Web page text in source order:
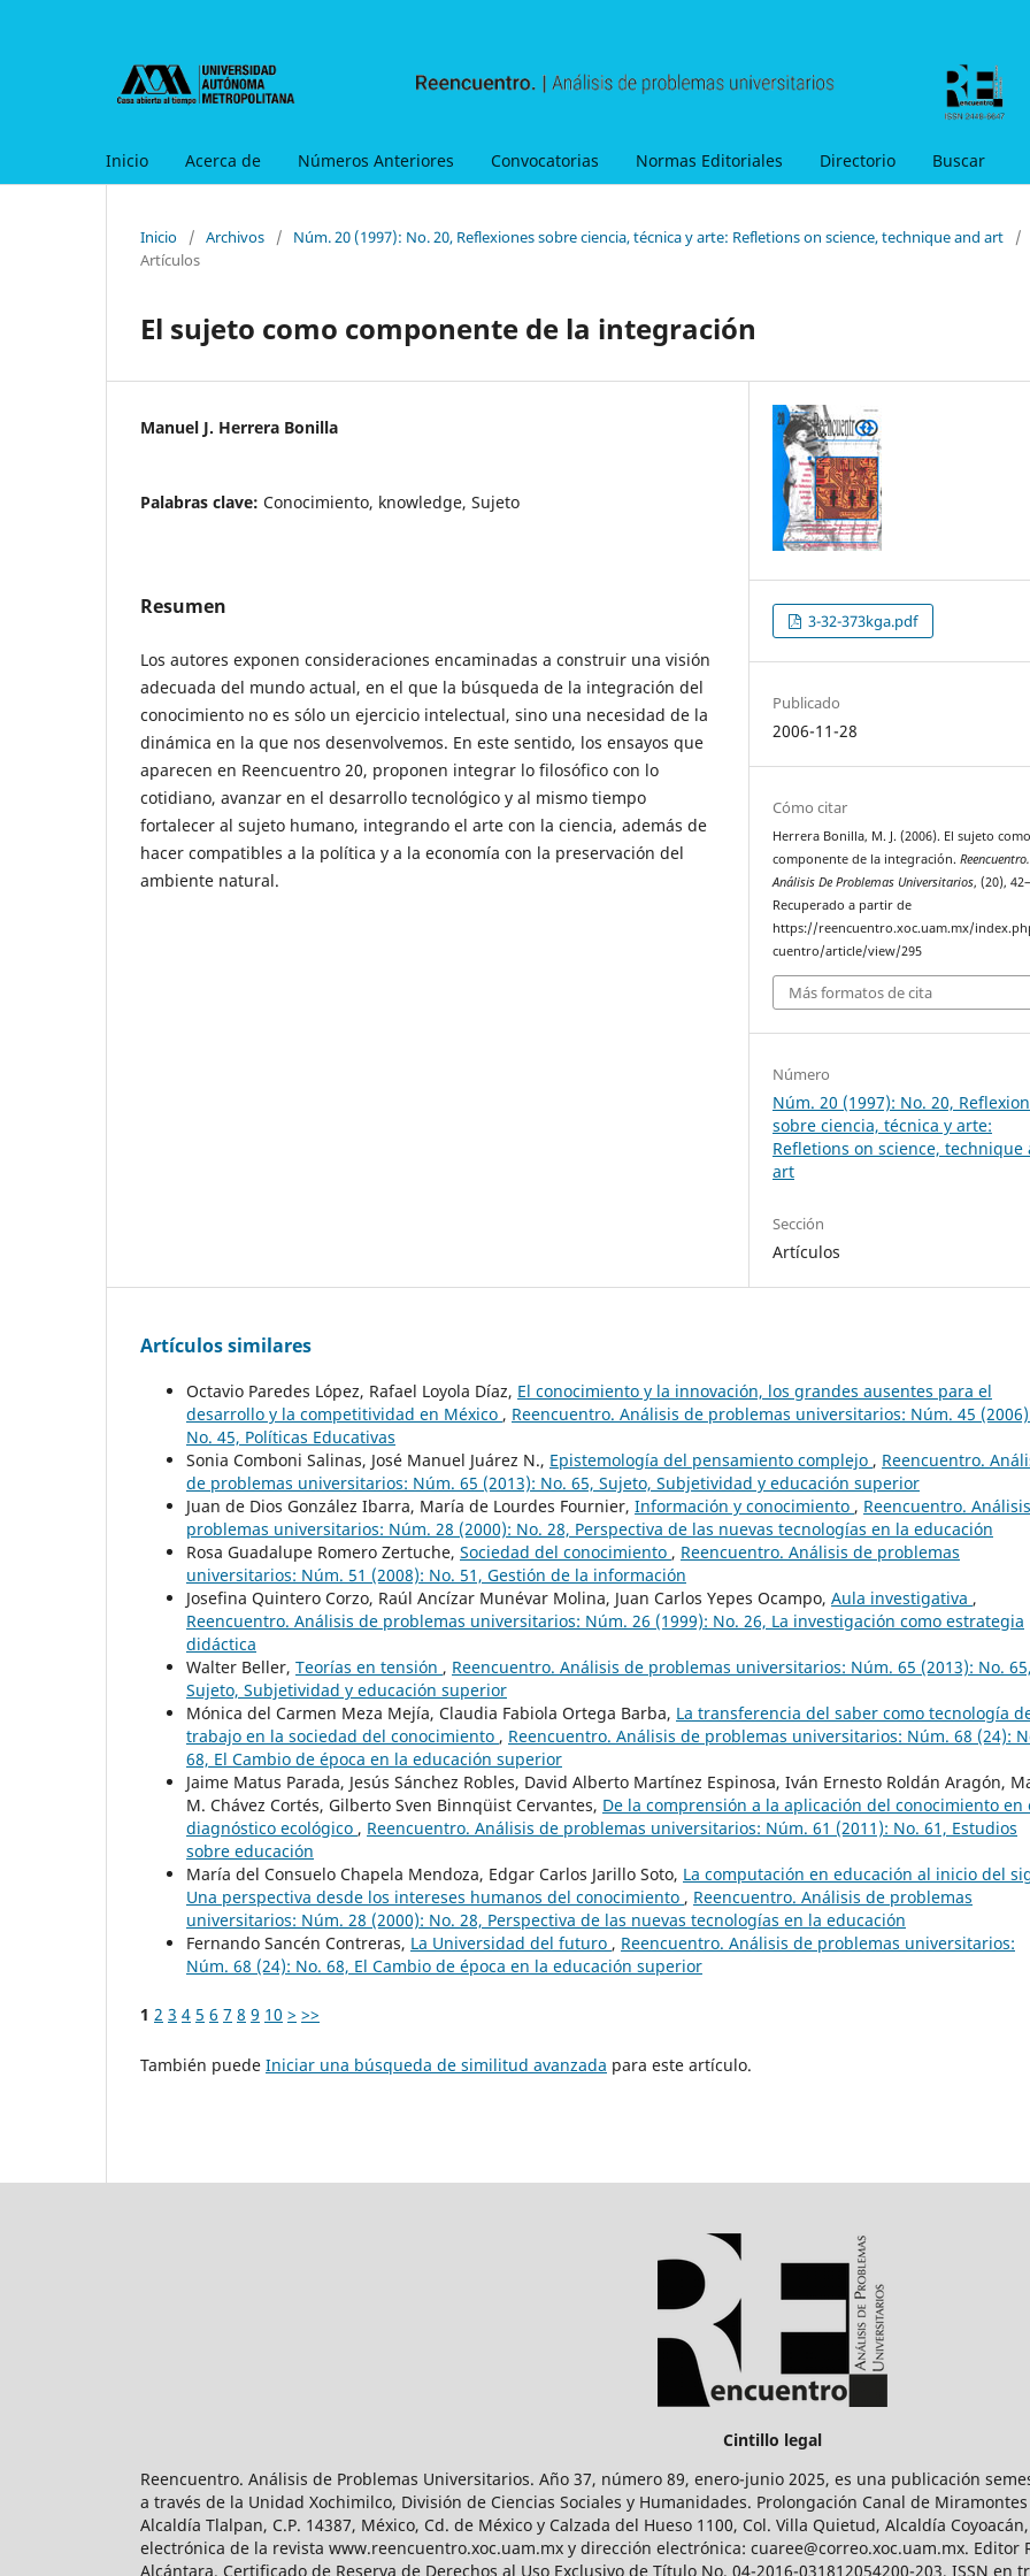
Inicio Acerca de Números Anteriores Convocatorias Normas Editoriales Directorio Buscar
Inicio / Archivos / Núm. 20 (1997): No. 20, Reflexiones sobre ciencia, técnica y arte: Refletions on science, technique and art
/
Artículos
El sujeto como componente de la integración
Manuel J. Herrera Bonilla
Palabras clave: Conocimiento, knowledge, Sujeto
Resumen
Los autores exponen consideraciones encaminadas a construir una visión
adecuada del mundo actual, en el que la búsqueda de la integración del
conocimiento no es sólo un ejercicio intelectual, sino una necesidad de la
dinámica en la que nos desenvolvemos. En este sentido, los ensayos que
aparecen en Reencuentro 20, proponen integrar lo filosófico con lo
cotidiano, avanzar en el desarrollo tecnológico y al mismo tiempo
fortalecer al sujeto humano, integrando el arte con la ciencia, además de
hacer compatibles a la política y a la economía con la preservación del
ambiente natural.
3-32-373kga.pdf
Publicado
2006-11-28
Cómo citar
Herrera Bonilla, M. J. (2006). El sujeto como
componente de la integración.Reencuentro.
Análisis De Problemas Universitarios, (20),
Recuperado a partir de
https://reencuentro.xoc.uam.mx/
cuentro/article/view/295
Más formatos de cita
Número
Núm. 20 (1997): No. 20,
sobre ciencia, técnica y arte:
Refletions on science, technique
art
Sección
Artículos
Artículos similares
Octavio Paredes López, Rafael Loyola Díaz, El conocimiento y la innovación, los grandes ausentes para el
desarrollo y la competitividad en México , Reencuentro. Análisis de problemas universitarios: Núm. 45
No. 45, Políticas Educativas
Sonia Comboni Salinas, José Manuel Juárez N., Epistemología del pensamiento complejo , Reencuentro.
de problemas universitarios: Núm. 65 (2013): No. 65, Sujeto, Subjetividad y educación superior
Juan de Dios González Ibarra, María de Lourdes Fournier, Información y conocimiento , Reencuentro.
problemas universitarios: Núm. 28 (2000): No. 28, Perspectiva de las nuevas tecnologías en la educación
Rosa Guadalupe Romero Zertuche, Sociedad del conocimiento , Reencuentro. Análisis de problemas
universitarios: Núm. 51 (2008): No. 51, Gestión de la información
Josefina Quintero Corzo, Raúl Ancízar Munévar Molina, Juan Carlos Yepes Ocampo, Aula investigativa ,
Reencuentro. Análisis de problemas universitarios: Núm. 26 (1999): No. 26, La investigación como estrategia
didáctica
Walter Beller, Teorías en tensión , Reencuentro. Análisis de problemas universitarios: Núm. 65 (2013): No. 65,
Sujeto, Subjetividad y educación superior
Mónica del Carmen Meza Mejía, Claudia Fabiola Ortega Barba, La transferencia del saber como tecnología
trabajo en la sociedad del conocimiento , Reencuentro. Análisis de problemas universitarios: Núm. 68 (24):
68, El Cambio de época en la educación superior
Jaime Matus Parada, Jesús Sánchez Robles, David Alberto Martínez Espinosa, Iván Ernesto Roldán Aragón,
M. Chávez Cortés, Gilberto Sven Binnqüist Cervantes, De la comprensión a la aplicación del conocimiento en
diagnóstico ecológico , Reencuentro. Análisis de problemas universitarios: Núm. 61 (2011): No. 61, Estudios
sobre educación
María del Consuelo Chapela Mendoza, Edgar Carlos Jarillo Soto, La computación en educación al inicio del
Una perspectiva desde los intereses humanos del conocimiento , Reencuentro. Análisis de problemas
universitarios: Núm. 28 (2000): No. 28, Perspectiva de las nuevas tecnologías en la educación
Fernando Sancén Contreras, La Universidad del futuro , Reencuentro. Análisis de problemas universitarios:
Núm. 68 (24): No. 68, El Cambio de época en la educación superior
1 2 3 4 5 6 7 8 9 10 > >>
También puede Iniciar una búsqueda de similitud avanzada para este artículo.
Cintillo legal
Reencuentro. Análisis de Problemas Universitarios. Año 37, número 89, enero-junio 2025, es una publicación
a través de la Unidad Xochimilco, División de Ciencias Sociales y Humanidades. Prolongación Canal de Miramontes
Alcaldía Tlalpan, C.P. 14387, México, Cd. de México y Calzada del Hueso 1100, Col. Villa Quietud, Alcaldía
electrónica de la revista www.reencuentro.xoc.uam.mx y dirección electrónica: cuaree@correo.xoc.uam.mx. Editor
Alcántara. Certificado de Reserva de Derechos al Uso Exclusivo de Título No. 04-2016-031812054200-203, ISSN